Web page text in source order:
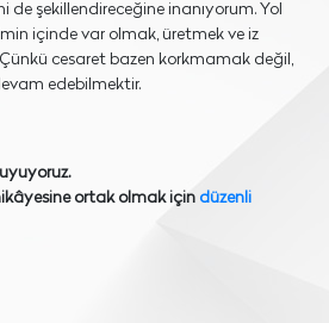
de şekillendireceğine inanıyorum. Yol
içinde var olmak, üretmek ve iz
Çünkü cesaret bazen korkmamak değil,
edebilmektir.
ortak olmak için düzenli